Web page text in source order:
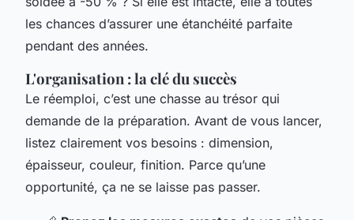
les chances d’assurer une étanchéité parfaite
pendant des années.
L'organisation : la clé du succès
Le réemploi, c’est une chasse au trésor qui
demande de la préparation. Avant de vous lancer,
listez clairement vos besoins : dimension,
épaisseur, couleur, finition. Parce qu’une
opportunité, ça ne se laisse pas passer.